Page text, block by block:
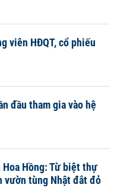
viên HĐQT, cổ phiếu
đầu tham gia vào hệ
Hoa Hồng: Từ biệt thự
vườn tùng Nhật đắt đỏ